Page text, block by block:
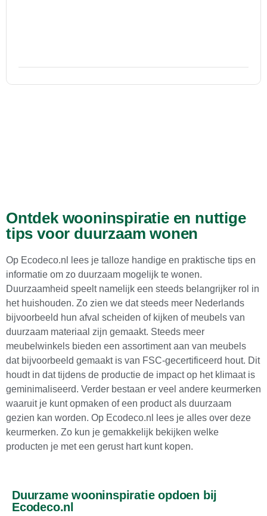
Ontdek wooninspiratie en nuttige
tips voor duurzaam wonen
Op Ecodeco.nl lees je talloze handige en praktische tips en
informatie om zo duurzaam mogelijk te wonen.
Duurzaamheid speelt namelijk een steeds belangrijker rol in
het huishouden. Zo zien we dat steeds meer Nederlands
bijvoorbeeld hun afval scheiden of kijken of meubels van
duurzaam materiaal zijn gemaakt. Steeds meer
meubelwinkels bieden een assortiment aan van meubels
dat bijvoorbeeld gemaakt is van FSC-gecertificeerd hout. Dit
houdt in dat tijdens de productie de impact op het klimaat is
geminimaliseerd. Verder bestaan er veel andere keurmerken
waaruit je kunt opmaken of een product als duurzaam
gezien kan worden. Op Ecodeco.nl lees je alles over deze
keurmerken. Zo kun je gemakkelijk bekijken welke
producten je met een gerust hart kunt kopen.
Duurzame wooninspiratie opdoen bij
Ecodeco.nl